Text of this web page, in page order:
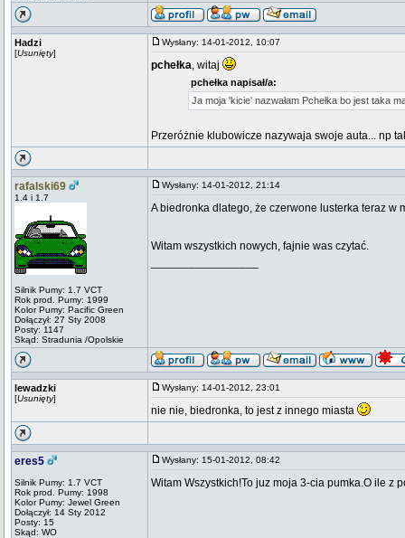
Hadzi
[Usunięty]
Wysłany: 14-01-2012, 10:07
pchełka, witaj
pchełka napisał/a:
Ja moja 'kicie' nazwałam Pchełka bo jest taka
Przeróżnie klubowicze nazywaja swoje auta... np
rafalski69
1.4 i 1.7
Silnik Pumy: 1.7 VCT
Rok prod. Pumy: 1999
Kolor Pumy: Pacific Green
Dołączył: 27 Sty 2008
Posty: 1147
Skąd: Stradunia /Opolskie
Wysłany: 14-01-2012, 21:14
A biedronka dlatego, że czerwone lusterka teraz w
Witam wszystkich nowych, fajnie was czytać.
lewadzki
[Usunięty]
Wysłany: 14-01-2012, 23:01
nie nie, biedronka, to jest z innego miasta
eres5
Silnik Pumy: 1.7 VCT
Rok prod. Pumy: 1998
Kolor Pumy: Jewel Green
Dołączył: 14 Sty 2012
Posty: 15
Skąd: WO
Wysłany: 15-01-2012, 08:42
Witam Wszystkich!To juz moja 3-cia pumka.O ile z